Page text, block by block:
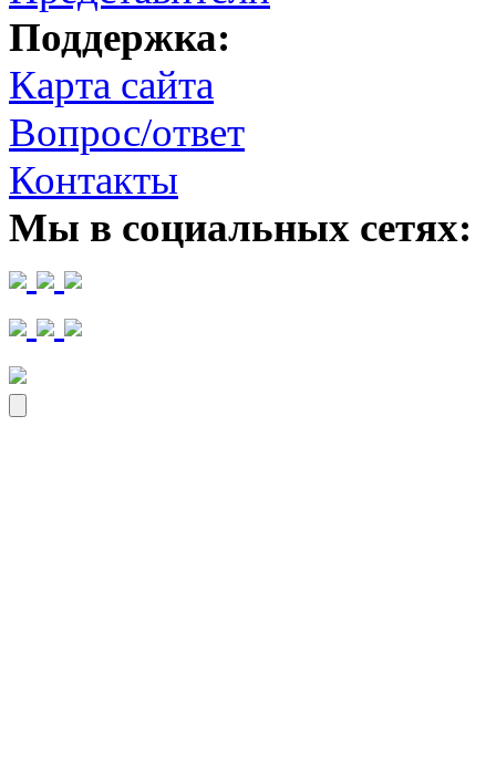
Поддержка:
Карта сайта
Вопрос/ответ
Контакты
Мы в социальных сетях: